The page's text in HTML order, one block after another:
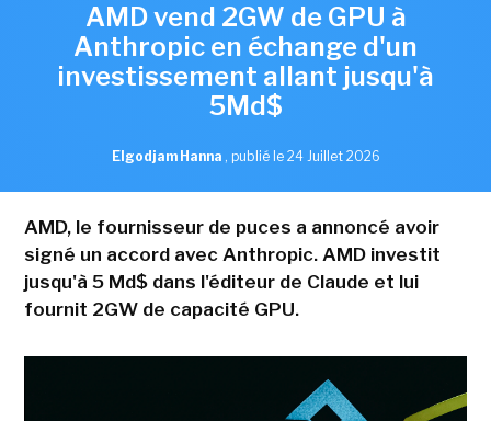
AMD vend 2GW de GPU à
Anthropic en échange d'un
investissement allant jusqu'à
5Md$
Elgodjam Hanna , publié le 24 Juillet 2026
AMD, le fournisseur de puces a annoncé avoir
signé un accord avec Anthropic. AMD investit
jusqu'à 5 Md$ dans l'éditeur de Claude et lui
fournit 2GW de capacité GPU.